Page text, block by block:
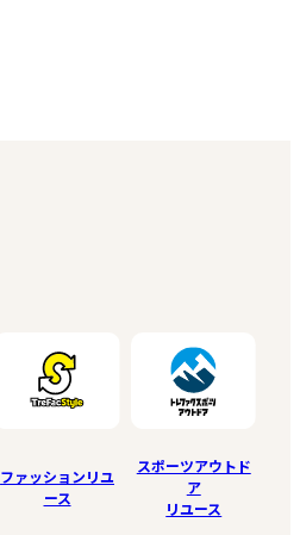
ファッションリユ
ース
スポーツアウトド
ア
リユース